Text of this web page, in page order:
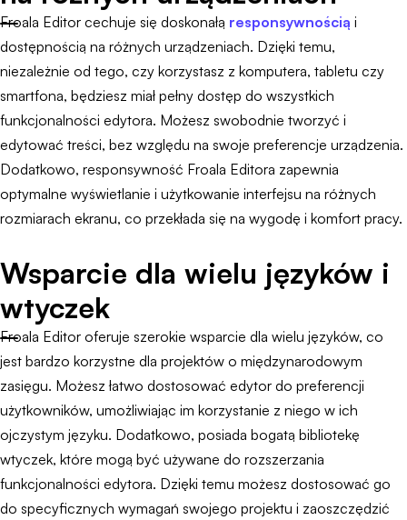
Froala Editor cechuje się doskonałą responsywnością i
dostępnością na różnych urządzeniach. Dzięki temu,
niezależnie od tego, czy korzystasz z komputera, tabletu czy
smartfona, będziesz miał pełny dostęp do wszystkich
funkcjonalności edytora. Możesz swobodnie tworzyć i
edytować treści, bez względu na swoje preferencje urządzenia.
Dodatkowo, responsywność Froala Editora zapewnia
optymalne wyświetlanie i użytkowanie interfejsu na różnych
rozmiarach ekranu, co przekłada się na wygodę i komfort pracy.
Wsparcie dla wielu języków i
wtyczek
Froala Editor oferuje szerokie wsparcie dla wielu języków, co
jest bardzo korzystne dla projektów o międzynarodowym
zasięgu. Możesz łatwo dostosować edytor do preferencji
użytkowników, umożliwiając im korzystanie z niego w ich
ojczystym języku. Dodatkowo, posiada bogatą bibliotekę
wtyczek, które mogą być używane do rozszerzania
funkcjonalności edytora. Dzięki temu możesz dostosować go
do specyficznych wymagań swojego projektu i zaoszczędzić